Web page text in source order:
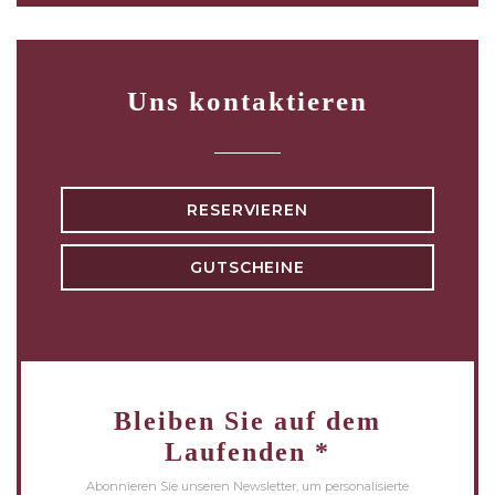
Uns kontaktieren
RESERVIEREN
GUTSCHEINE
Bleiben Sie auf dem
Laufenden *
Abonnieren Sie unseren Newsletter, um personalisierte